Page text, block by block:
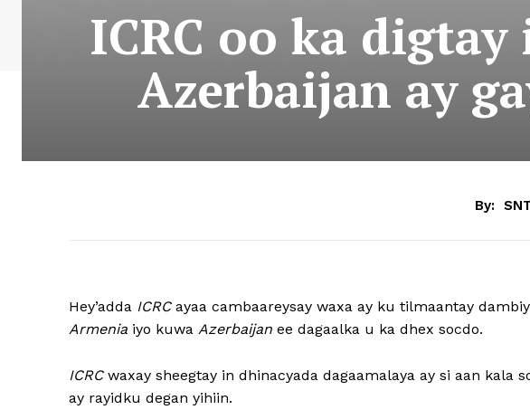
ICRC oo ka
Azerbaijan ay
By:
Hey’adda ICRCayaa cambaareysay waxa ay ku tilmaantay
Armenia iyo kuwa Azerbaijan ee dagaalka u ka dhex socdo.
ICRCwaxay sheegtay in dhinacyada dagaamalaya ay si aan kala
ay rayidku degan yihiin.